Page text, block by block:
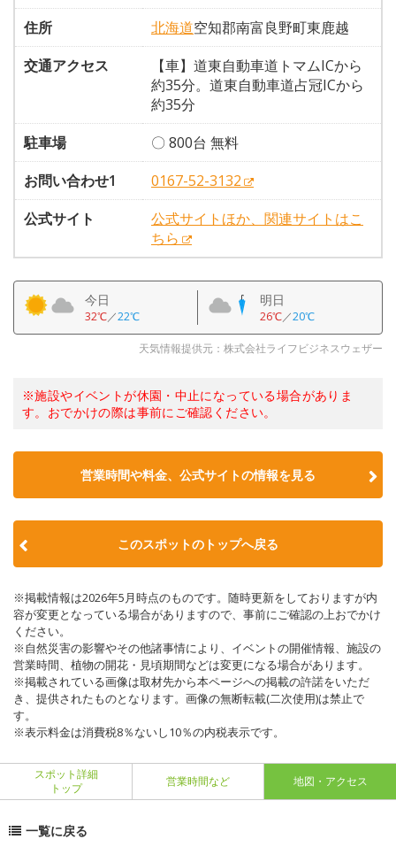
住所
北海道空知郡南富良野町東鹿越
交通アクセス
【車】道東自動車道トマムICから
約35分。道東自動車道占冠ICから
約35分
駐車場
〇 800台 無料
お問い合わせ1
0167-52-3132
公式サイト
公式サイトほか、関連サイトはこ
ちら
今日
32℃／22℃
明日
26℃／20℃
天気情報提供元：株式会社ライフビジネスウェザー
※施設やイベントが休園・中止になっている場合がありま
す。おでかけの際は事前にご確認ください。
営業時間や料金、公式サイトの情報を見る
このスポットのトップへ戻る
※掲載情報は2026年5月時点のものです。随時更新をしておりますが内
容が変更となっている場合がありますので、事前にご確認の上おでかけ
ください。
※自然災害の影響やその他諸事情により、イベントの開催情報、施設の
営業時間、植物の開花・見頃期間などは変更になる場合があります。
※掲載されている画像は取材先から本ページへの掲載の許諾をいただ
き、提供されたものとなります。画像の無断転載(二次使用)は禁止で
す。
※表示料金は消費税8％ないし10％の内税表示です。
スポット詳細
トップ
営業時間など 地図・アクセス
一覧に戻る